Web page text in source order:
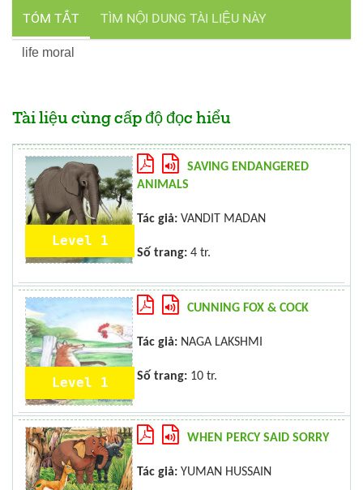
TÓM TẮT TÌM NỘI DUNG TÀI LIỆU NÀY
life moral
Tài liệu cùng cấp độ đọc hiểu
Level 1
SAVING ENDANGERED
ANIMALS
Tác giả: VANDIT MADAN
Số trang: 4 tr.
Level 1
CUNNING FOX & COCK
Tác giả: NAGA LAKSHMI
Số trang: 10 tr.
WHEN PERCY SAID SORRY
Tác giả: YUMAN HUSSAIN